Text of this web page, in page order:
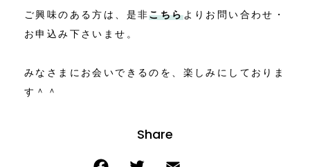
ご興味のある方は、是非こちらよりお問い合わせ・
お申込み下さいませ。
みなさまにお会いできるのを、楽しみにしておりま
す＾＾